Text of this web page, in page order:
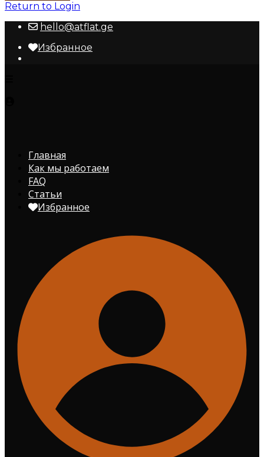
Return to Login
hello@atflat.ge
Избранное
Главная
Как мы работаем
FAQ
Статьи
Избранное